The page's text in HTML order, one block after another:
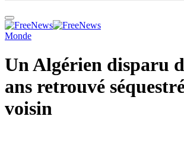
Monde
Un Algérien disparu
ans retrouvé
voisin